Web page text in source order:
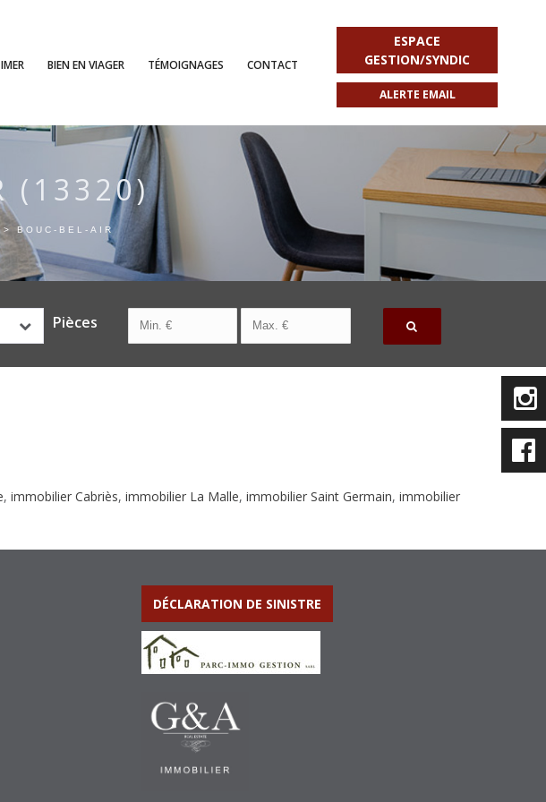
BIEN EN VIAGER TÉMOIGNAGES CONTACT
ESPACE
GESTION/SYNDIC
ALERTE EMAIL
(13320)
> BOUC-BEL-AIR
Pièces
, immobilier Cabriès, immobilier La Malle, immobilier Saint Germain, immobilier
DÉCLARATION DE SINISTRE